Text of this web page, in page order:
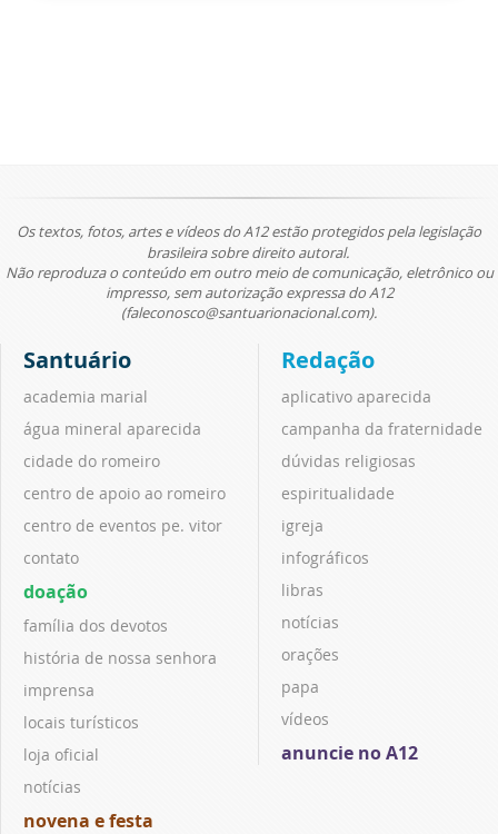
Os textos, fotos, artes e vídeos do A12 estão protegidos pela legislação
brasileira sobre direito autoral.
Não reproduza o conteúdo em outro meio de comunicação, eletrônico ou
impresso, sem autorização expressa do A12
(faleconosco@santuarionacional.com).
Santuário
academia marial
água mineral aparecida
cidade do romeiro
centro de apoio ao romeiro
centro de eventos pe. vitor
contato
doação
família dos devotos
história de nossa senhora
imprensa
locais turísticos
loja oficial
notícias
novena e festa
Redação
aplicativo aparecida
campanha da fraternidade
dúvidas religiosas
espiritualidade
igreja
infográficos
libras
notícias
orações
papa
vídeos
anuncie no A12